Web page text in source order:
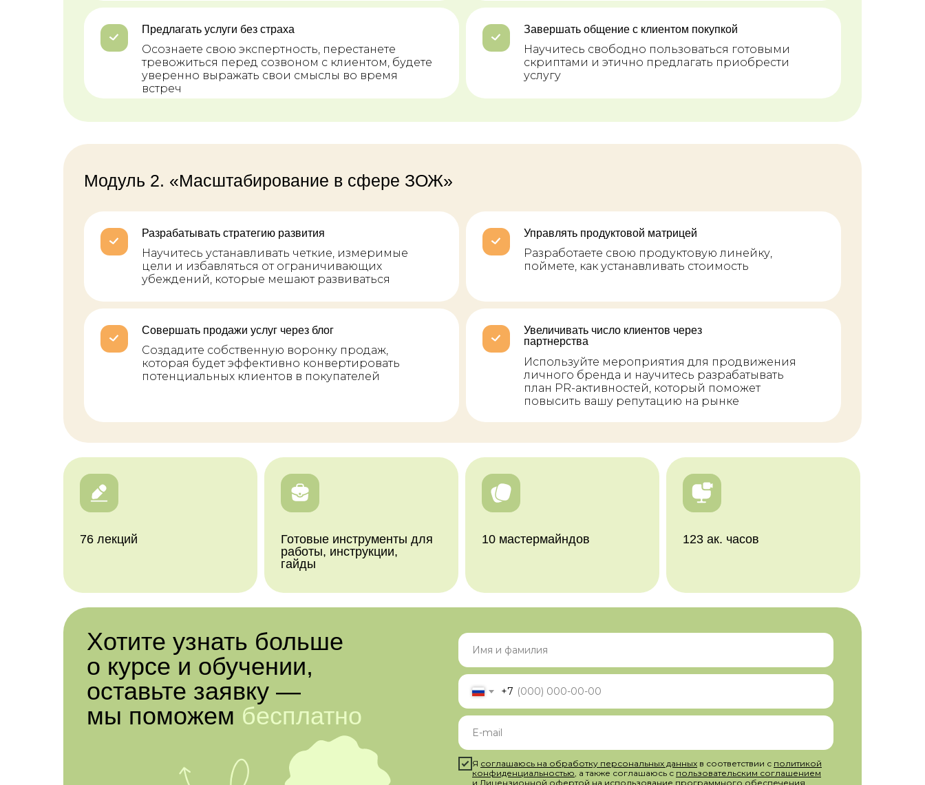
Осознаете свою экспертность, перестанете
тревожиться перед созвоном с клиентом, будете
уверенно выражать свои смыслы во время
встреч
Предлагать услуги без страха Завершать общение с клиентом покупкой
Научитесь свободно пользоваться готовыми
скриптами и этично предлагать приобрести
услугу
Модуль 2. «Масштабирование в сфере ЗОЖ»
Разрабатывать стратегию развития
Научитесь устанавливать четкие, измеримые
цели и избавляться от ограничивающих
убеждений, которые мешают развиваться
Управлять продуктовой матрицей
Разработаете свою продуктовую линейку,
поймете, как устанавливать стоимость
Совершать продажи услуг через блог
Создадите собственную воронку продаж,
которая будет эффективно конвертировать
потенциальных клиентов в покупателей
Увеличивать число клиентов через
партнерства
Используйте мероприятия для продвижения
личного бренда и научитесь разрабатывать
план PR-активностей, который поможет
повысить вашу репутацию на рынке
123 ак. часов
10 мастермайндов
Готовые инструменты для
работы, инструкции,
гайды
76 лекций
+7
Я соглашаюсь на обработку персональных данных в соответствии с политикой
конфиденциальностью , а также соглашаюсь с пользовательским соглашением
и Лицензионной офертой на использование программного обеспечения
Хотите узнать больше
о курсе и обучении,
оставьте заявку —
мы поможем бесплатно
Программа обучения — 9
80
210 часов лекций 4 консультации